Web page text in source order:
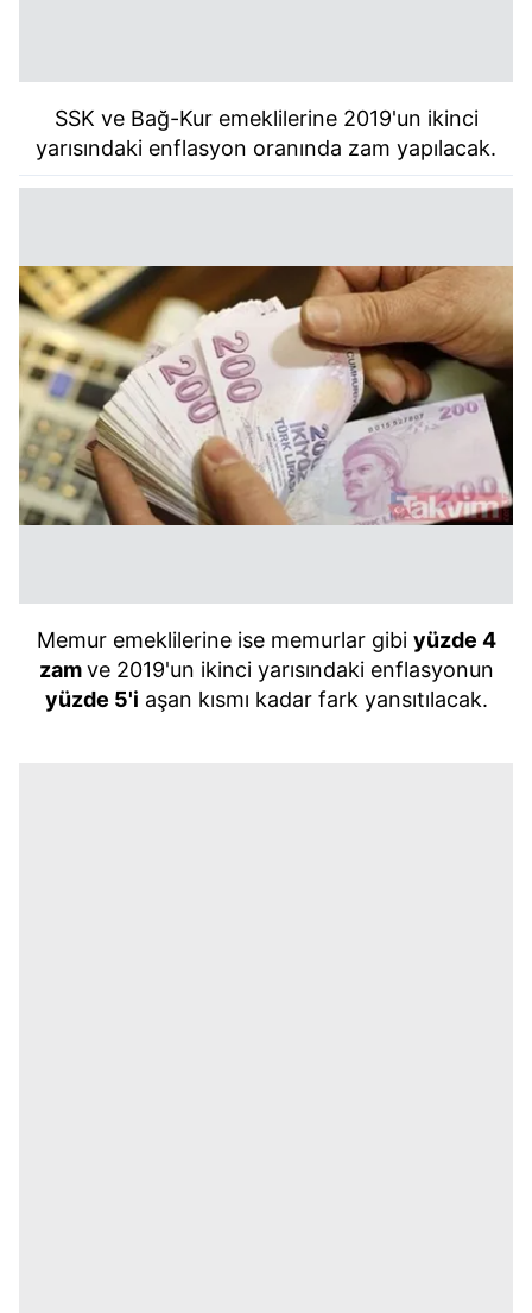
SSK ve Bağ-Kur emeklilerine 2019'un ikinci
yarısındaki enflasyon oranında zam yapılacak.
Memur emeklilerine ise memurlar gibi yüzde 4
zamve 2019'un ikinci yarısındaki enflasyonun
yüzde 5'i aşan kısmı kadar fark yansıtılacak.